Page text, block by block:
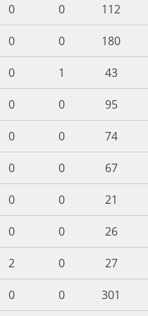
0 0
112
0 0
180
0 1
43
0 0
95
0 0
74
0 0
67
0 0
21
0 0
26
2 0
27
0 0
301